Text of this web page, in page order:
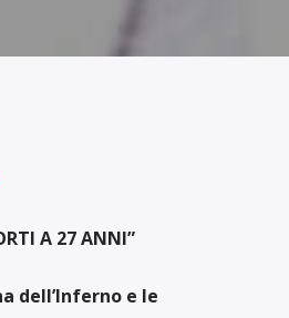
A 27 ANNI”
dell’Inferno e le